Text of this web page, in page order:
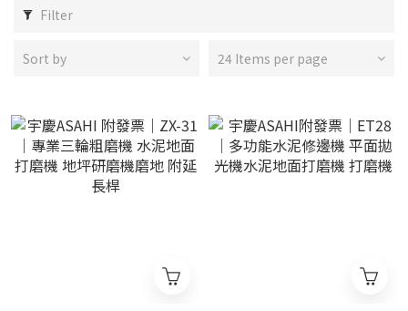
Filter
Sort by 24 Items per page